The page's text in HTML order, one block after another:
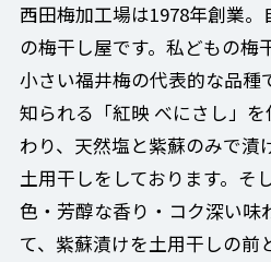
西田梅加工場は1978年創業
の梅干し屋です。私どもの梅
小さい福井梅の代表的な品種
知られる「紅映 べにさし」
わり、天然塩と紫蘇のみで漬
土用干しをしております。そ
色・芳醇な香り・コク深い味
て、紫蘇漬けを土用干しの前